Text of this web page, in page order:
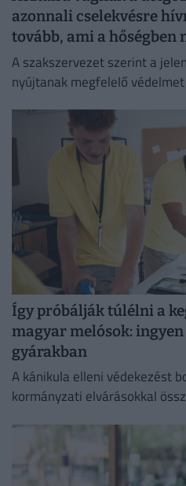
azonnali cselekvésre
tovább, ami a hőségben
A szakszervezet szerint a
nyújtanak megfelelő
védelmében.
Így próbálják túlélni a
magyar melósok:
gyárakban
A kánikula elleni védekezést
kormányzati elvárásokkal